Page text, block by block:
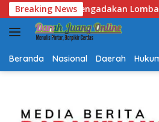
Langsung
ke
konten
Breaking News
Mania Semarak HUT RI
Beranda Nasional Daerah